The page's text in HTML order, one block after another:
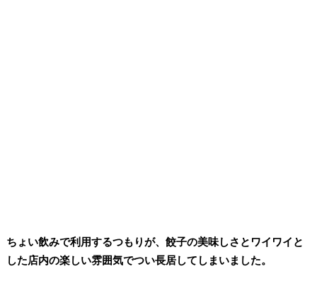
ちょい飲みで利用するつもりが、餃子の美味しさとワイワイと
した店内の楽しい雰囲気でつい長居してしまいました。